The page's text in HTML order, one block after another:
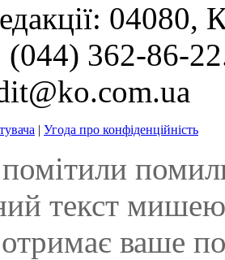
04080,
(044) 362-86-22
| Угода про конфіденційність
текст
отримає ваше